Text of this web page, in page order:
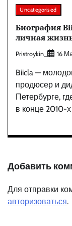
Uncategorised
Биография
личная
Pristroykin_ 16
Biicla —
продюсер и
Петербурге,
в конце 2010-
Добавить
Для отправки
авторизоваться.